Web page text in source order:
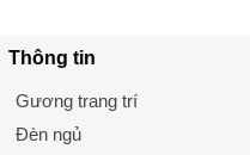
Thông tin
Gương trang trí
Đèn ngủ